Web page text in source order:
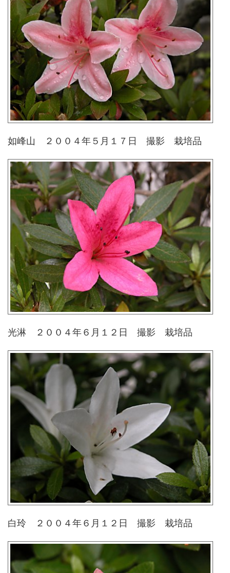
如峰山 ２００４年５月１７日 撮影 栽培品
光淋 ２００４年６月１２日 撮影 栽培品
白玲 ２００４年６月１２日 撮影 栽培品